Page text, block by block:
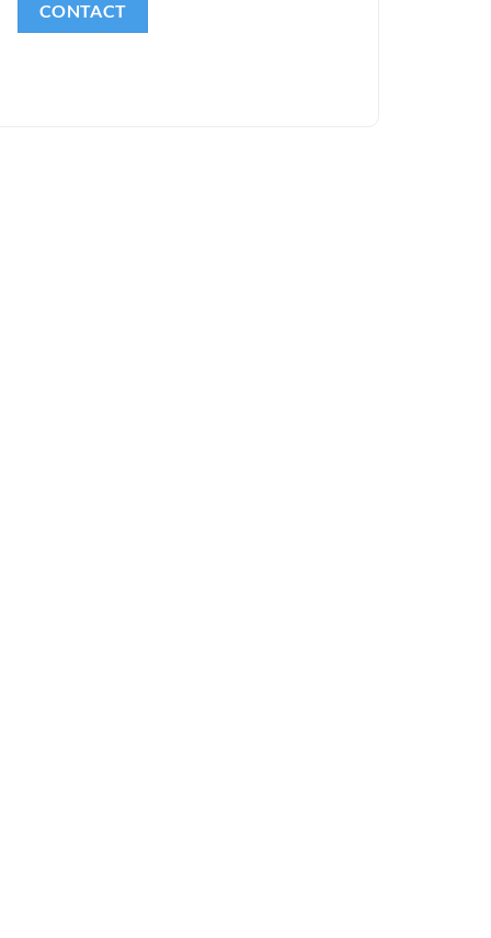
CONTACT